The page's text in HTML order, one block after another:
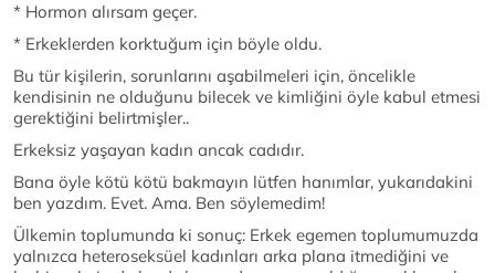
* Hormon alırsam geçer.
* Erkeklerden korktuğum için böyle oldu.
Bu tür kişilerin, sorunlarını aşabilmeleri için, öncelikle
kendisinin ne olduğunu bilecek ve kimliğini öyle kabul etmesi
gerektiğini belirtmişler..
Erkeksiz yaşayan kadın ancak cadıdır.
Bana öyle kötü kötü bakmayın lütfen hanımlar, yukarıdakini
ben yazdım. Evet. Ama. Ben söylemedim!
Ülkemin toplumunda ki sonuç: Erkek egemen toplumumuzda
yalnızca heteroseksüel kadınları arka plana itmediğini ve